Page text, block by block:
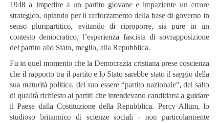
1948 a impedire a un partito giovane e impaziente un errore
strategico, optando per il rafforzamento della base di governo in
senso pluripartitico, evitando di riproporre, sia pure in un
contesto democratico, l’esperienza fascista di sovrapposizione
del partito allo Stato, meglio, alla Repubblica.
Fu in quel momento che la Democrazia cristiana prese coscienza
che il rapporto tra il partito e lo Stato sarebbe stato il saggio della
sua maturità politica, del suo essere “partito nazionale”, del salto
di qualità richiesto ai partiti che intendevano candidarsi a guidare
il Paese dalla Costituzione della Repubblica. Percy Allum, lo
studioso britannico di scienze sociali - non particolarmente